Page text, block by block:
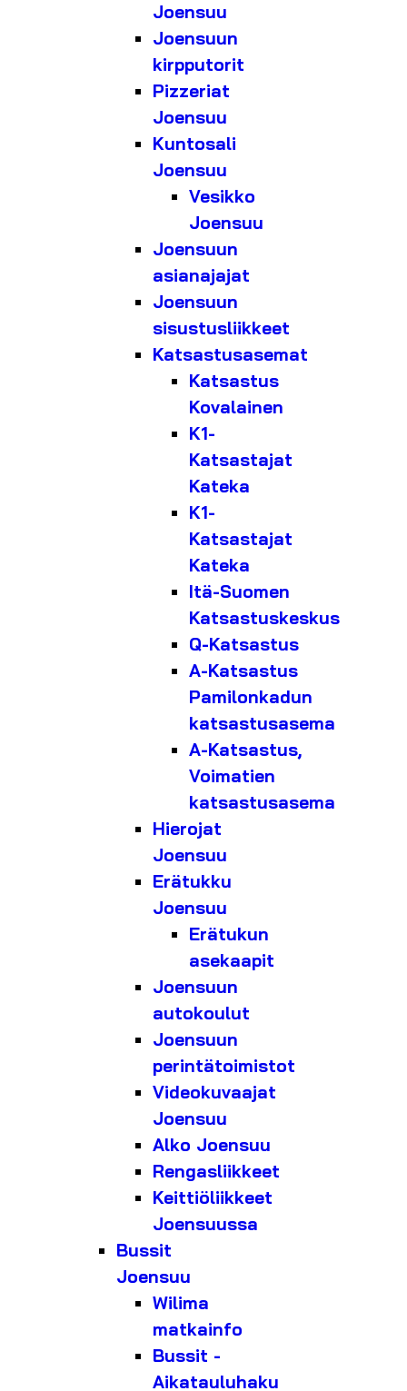
Joensuu
Joensuun
kirpputorit
Pizzeriat
Joensuu
Kuntosali
Joensuu
Vesikko
Joensuu
Joensuun
asianajajat
Joensuun
sisustusliikkeet
Katsastusasemat
Katsastus
Kovalainen
K1-
Katsastajat
Kateka
K1-
Katsastajat
Kateka
Itä-Suomen
Katsastuskeskus
Q-Katsastus
A-Katsastus
Pamilonkadun
katsastusasema
A-Katsastus,
Voimatien
katsastusasema
Hierojat
Joensuu
Erätukku
Joensuu
Erätukun
asekaapit
Joensuun
autokoulut
Joensuun
perintätoimistot
Videokuvaajat
Joensuu
Alko Joensuu
Rengasliikkeet
Keittiöliikkeet
Joensuussa
Bussit
Joensuu
Wilima
matkainfo
Bussit -
Aikatauluhaku